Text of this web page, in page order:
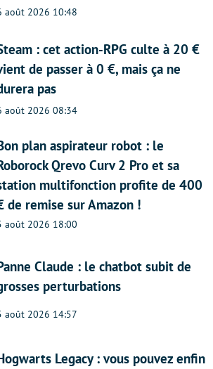
août 2026 10:48
: cet action-RPG culte à 20 €
de passer à 0 €, mais ça ne
pas
août 2026 08:34
plan aspirateur robot : le
Qrevo Curv 2 Pro et sa
multifonction profite de 400
de remise sur Amazon !
août 2026 18:00
Claude : le chatbot subit de
perturbations
août 2026 14:57
Legacy : vous pouvez enfin